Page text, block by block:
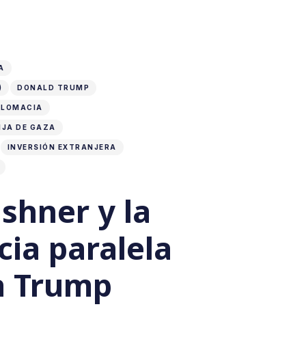
DONALD TRUMP
DE GAZA
INVERSIÓN EXTRANJERA
y la
paralela
Trump